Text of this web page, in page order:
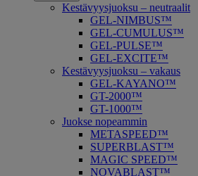
Kestävyysjuoksu – neutraalit
GEL-NIMBUS™
GEL-CUMULUS™
GEL-PULSE™
GEL-EXCITE™
Kestävyysjuoksu – vakaus
GEL-KAYANO™
GT-2000™
GT-1000™
Juokse nopeammin
METASPEED™
SUPERBLAST™
MAGIC SPEED™
NOVABLAST™